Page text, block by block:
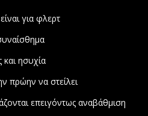
για φλερτ
ησυχία
πρώην να στείλει
επειγόντως αναβάθμιση